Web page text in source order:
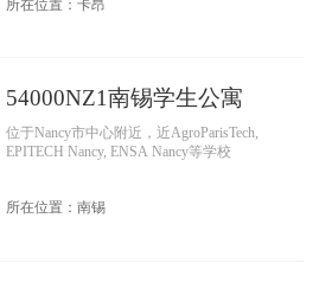
所在位置：卡昂
54000NZ1南锡学生公寓
位于Nancy市中心附近，近AgroParisTech,
EPITECH Nancy, ENSA Nancy等学校
所在位置：南锡